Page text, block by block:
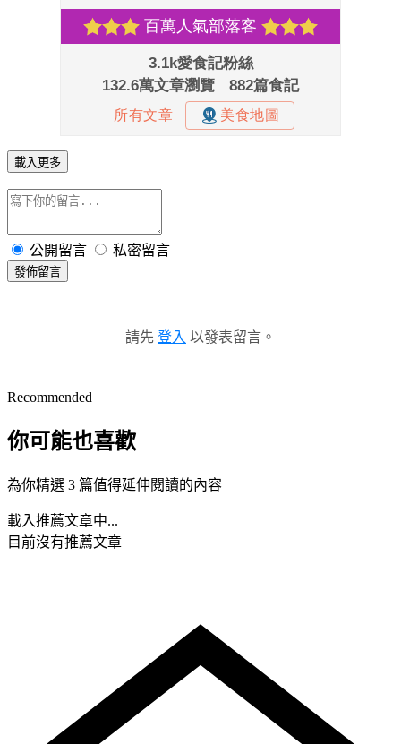
載入更多
公開留言 私密留言
發佈留言
請先 登入 以發表留言。
Recommended
你可能也喜歡
為你精選 3 篇值得延伸閱讀的內容
載入推薦文章中...
目前沒有推薦文章